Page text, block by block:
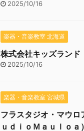
2025/10/16
楽器・音楽教室 北海道
株式会社キッズランド
2025/10/16
楽器・音楽教室 宮城県
フラスタジオ・マウロ
ｕｄｉｏＭａｕｌｏａ）